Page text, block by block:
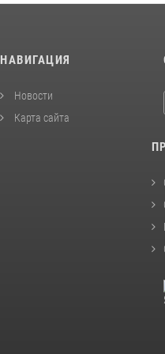
НАВИГАЦИЯ
Новости
Карта сайта